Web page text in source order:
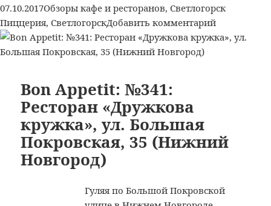
/
«Пицца
Смайл»
(Светлогорск)
Опубликовано
07.10.2017Рубрики
Обзоры кафе и ресторанов, СветлогорскМетки
Пиццерия, СветлогорскДобавить комментарийк
записи
/
Bon Appetit: №341:
Ресторан «Дружкова
кружка», ул. Большая
Покровская, 35 (Нижний
Новгород)
Гуляя по Большой Покровской